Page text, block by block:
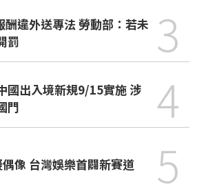
違外送專法 勞動部：若未
罰
3
國出入境新規9/15實施 涉
門
4
像 台灣娛樂首闢新賽道 5